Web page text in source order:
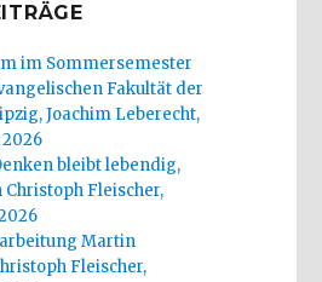
in der Gegenwart, Emanuel
im Sommersemester
Fakultät der
Joachim Leberecht,
bleibt lebendig,
Christoph Fleischer,
Martin
Fleischer,